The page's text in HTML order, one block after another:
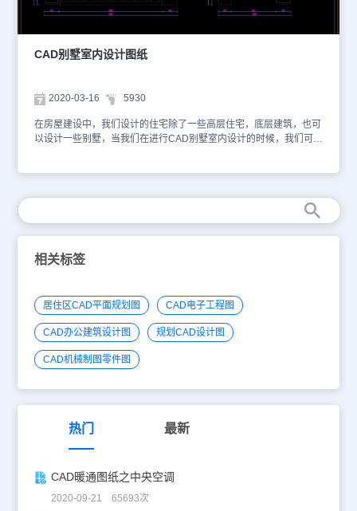
规划室内布局的设计示意图。为了便于业主更加直观地了解设计内
容，设计师还使用餐桌、沙发、盆栽、冰箱等装饰性CAD图例进行展
示。本文仅截取了部分设计图纸信息，详细的设计方案内容可以在浩
辰CAD官网进行检索查找。大家还可以下载安装浩辰CAD进行制图
练习。本CAD制图素材仅用于互相学习资料，请勿商用。
CAD别墅室内设计图纸
2020-03-16 5930
在房屋建设中，我们设计的住宅除了一些高层住宅，底层建筑，也可
以设计一些别墅，当我们在进行CAD别墅室内设计的时候，我们可以
资料，请勿商用。更多图纸库资源可访问浩辰CAD官网进行学
相关标签
居住区CAD平面规划图 CAD电子工程图
CAD办公建筑设计图 规划CAD设计图
CAD机械制图零件图
热门 最新
CAD暖通图纸之中央空调
2020-09-21 65693次